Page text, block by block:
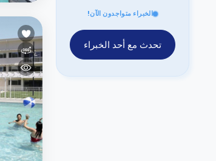
الخبراء متواجدون الآن!
تحدث مع أحد الخبراء